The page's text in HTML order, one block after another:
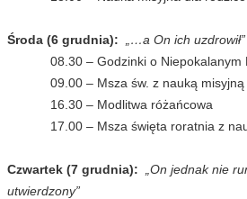
Środa (6 grudnia):
„…a On ich uzdrowił”
08.30 – Godzinki o Niepokalanym
09.00 – Msza św. z nauką misyjną
16.30 – Modlitwa różańcowa
17.00 – Msza święta roratnia z
Czwartek (7 grudnia):
„On jednak nie
utwierdzony”